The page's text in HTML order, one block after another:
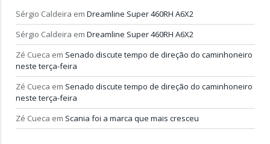
Sérgio Caldeira em Dreamline Super 460RH A6X2
Sérgio Caldeira em Dreamline Super 460RH A6X2
Zé Cueca em Senado discute tempo de direção do caminhoneiro
neste terça-feira
Zé Cueca em Senado discute tempo de direção do caminhoneiro
neste terça-feira
Zé Cueca em Scania foi a marca que mais cresceu